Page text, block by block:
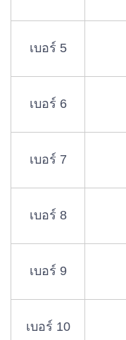
เบอร์ 5
เบอร์ 6
เบอร์ 7
เบอร์ 8
เบอร์ 9
เบอร์ 10